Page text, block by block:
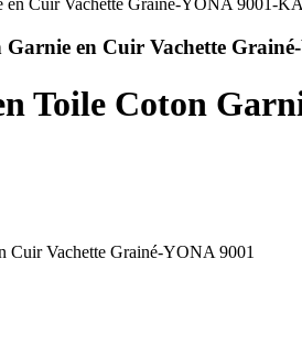
Garnie en Cuir Vachette
Toile Coton
Cuir Vachette Grainé-YONA 9001